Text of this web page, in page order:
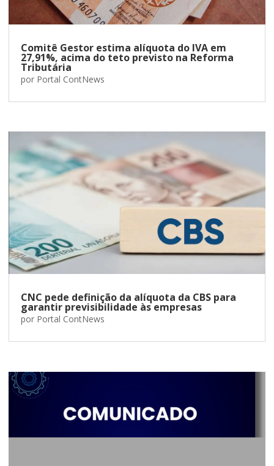
Comitê Gestor estima alíquota do IVA em
27,91%, acima do teto previsto na Reforma
Tributária
por Portal ContNews
CNC pede definição da alíquota da CBS para
garantir previsibilidade às empresas
por Portal ContNews